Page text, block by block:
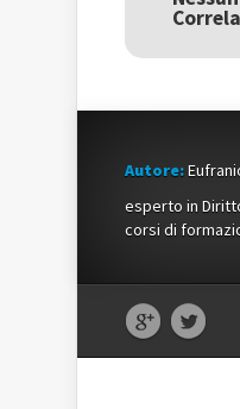
nuova
finestra)
Autore:
esperto in
corsi di